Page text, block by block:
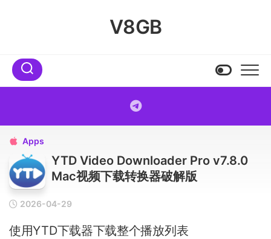
V8GB
 Apps
YTD Video Downloader Pro v7.8.0
Mac视频下载转换器破解版
2026-04-29
使用YTD下载器下载整个播放列表